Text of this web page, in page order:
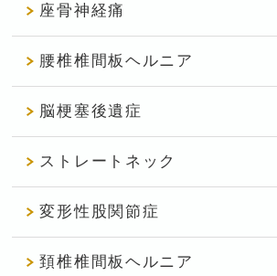
座骨神経痛
腰椎椎間板ヘルニア
脳梗塞後遺症
ストレートネック
変形性股関節症
頚椎椎間板ヘルニア